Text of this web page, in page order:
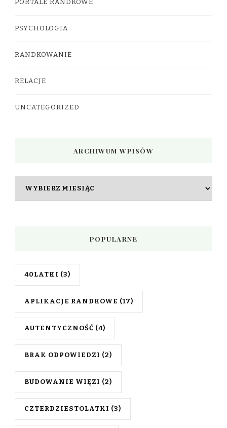
PORTALE RANDKOWE
PSYCHOLOGIA
RANDKOWANIE
RELACJE
UNCATEGORIZED
ARCHIWUM WPISÓW
POPULARNE
40LATKI (3)
APLIKACJE RANDKOWE (17)
AUTENTYCZNOŚĆ (4)
BRAK ODPOWIEDZI (2)
BUDOWANIE WIĘZI (2)
CZTERDZIESTOLATKI (3)